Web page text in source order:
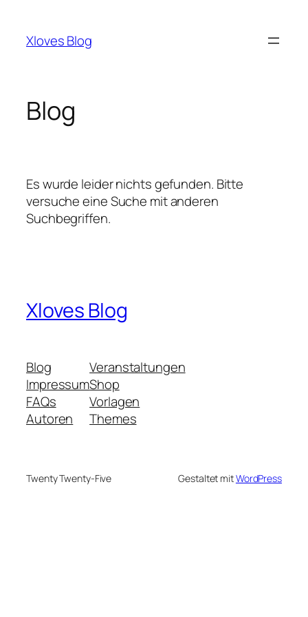
springen
Xloves Blog
Blog
Es wurde leider nichts gefunden. Bitte
versuche eine Suche mit anderen
Suchbegriffen.
Xloves Blog
Blog
Impressum
FAQs
Autoren
Veranstaltungen
Shop
Vorlagen
Themes
Twenty Twenty-Five Gestaltet mitWordPress